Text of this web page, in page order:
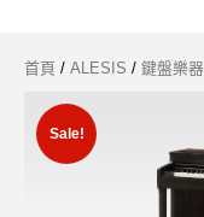
首頁 / ALESIS / 鍵盤樂器
Sale!